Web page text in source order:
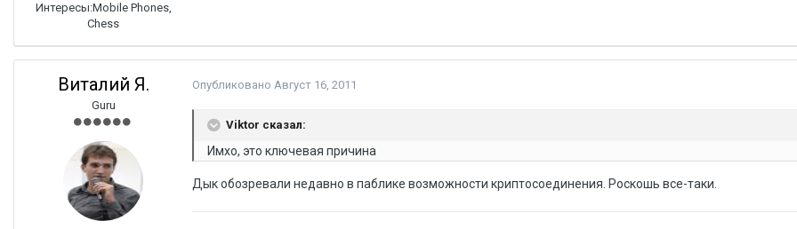
Интересы:Mobile Phones,
Chess
Виталий Я.
Guru
Опубликовано Август 16, 2011
Viktor сказал:
Имхо, это ключевая причина
Дык обозревали недавно в паблике возможности криптосоединения. Роскошь все-таки.